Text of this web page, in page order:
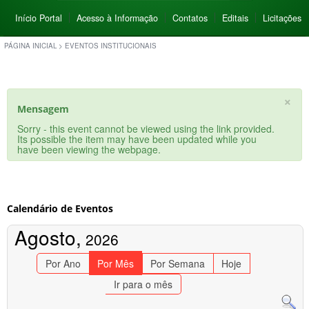
Início Portal Acesso à Informação Contatos Editais Licitações
PÁGINA INICIAL > EVENTOS INSTITUCIONAIS
×
Mensagem
Sorry - this event cannot be viewed using the link provided.
Its possible the item may have been updated while you
have been viewing the webpage.
Calendário de Eventos
Agosto, 2026
Por Ano Por Mês Por Semana
Hoje
Ir para o mês